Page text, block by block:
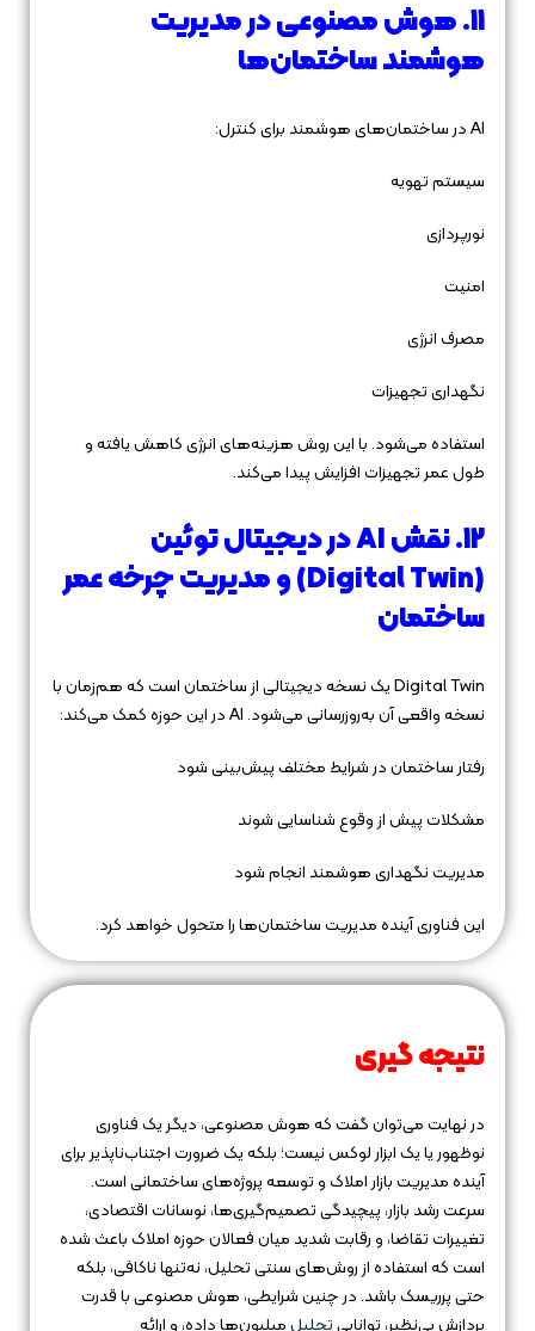
11. هوش مصنوعی در مدیریت
هوشمند ساختمان‌ها
AI در ساختمان‌های هوشمند برای کنترل:
سیستم تهویه
نورپردازی
امنیت
مصرف انرژی
نگهداری تجهیزات
استفاده می‌شود. با این روش هزینه‌های انرژی کاهش یافته و
طول عمر تجهیزات افزایش پیدا می‌کند.
12. نقش AI در دیجیتال توئین
(Digital Twin) و مدیریت چرخه عمر
ساختمان
Digital Twin یک نسخه دیجیتالی از ساختمان است که هم‌زمان با
نسخه واقعی آن به‌روزرسانی می‌شود. AI در این حوزه کمک می‌کند:
رفتار ساختمان در شرایط مختلف پیش‌بینی شود
مشکلات پیش از وقوع شناسایی شوند
مدیریت نگهداری هوشمند انجام شود
این فناوری آینده مدیریت ساختمان‌ها را متحول خواهد کرد.
نتیجه‌ گیری
در نهایت می‌توان گفت که هوش مصنوعی، دیگر یک فناوری
نوظهور یا یک ابزار لوکس نیست؛ بلکه یک ضرورت اجتناب‌ناپذیر برای
آینده مدیریت بازار املاک و توسعه پروژه‌های ساختمانی است.
سرعت رشد بازار، پیچیدگی تصمیم‌گیری‌ها، نوسانات اقتصادی،
تغییرات تقاضا، و رقابت شدید میان فعالان حوزه املاک باعث شده
است که استفاده از روش‌های سنتی تحلیل، نه‌تنها ناکافی، بلکه
حتی پرریسک باشد. در چنین شرایطی، هوش مصنوعی با قدرت
پردازش بی‌نظیر، تواناییتحلیلمیلیون‌ها داده، و ارائه